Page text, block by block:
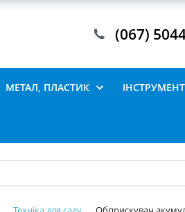
(067)
МЕТАЛ, ПЛАСТИК ІНСТРУМЕНТ